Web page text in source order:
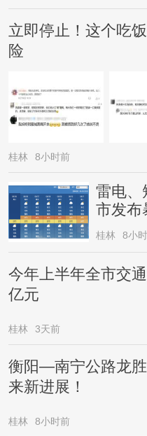
立即停止！这个吃
险
桂林 8小时前
雷电、
市发布
桂林 8小
今年上半年全市交
亿元
桂林 3天前
衡阳—南宁公路龙
来新进展！
桂林 8小时前